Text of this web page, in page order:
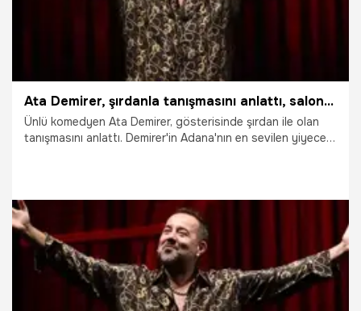
Ata Demirer, şırdanla tanışmasını anlattı, salon kahkahaya boğuldu!
Ünlü komedyen Ata Demirer, gösterisinde şırdan ile olan
tanışmasını anlattı. Demirer'in Adana'nın en sevilen yiyeceği
14.11.2024 Adana